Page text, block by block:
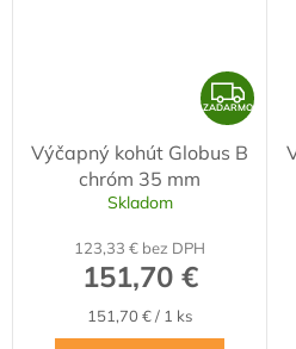
Z
A
D
ZADARMO
Výčapný kohút Globus B
chróm 35 mm
Skladom
123,33 € bez DPH
151,70 €
Jednotková
cena:
151,70 € / 1 ks